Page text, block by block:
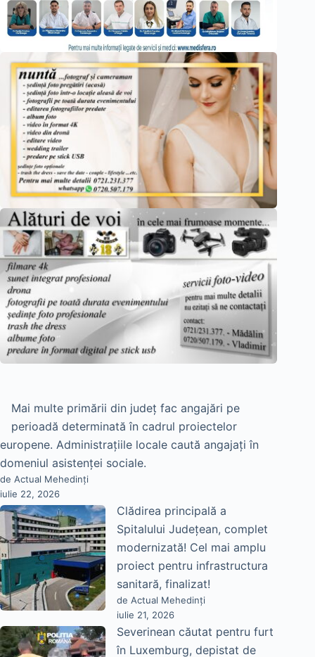
Mai multe primării din județ fac angajări pe
perioadă determinată în cadrul proiectelor
europene. Administrațiile locale caută angajați în
domeniul asistenței sociale.
de Actual Mehedinți
iulie 22, 2026
Clădirea principală a
Spitalului Județean, complet
modernizată! Cel mai amplu
proiect pentru infrastructura
sanitară, finalizat!
de Actual Mehedinți
iulie 21, 2026
Severinean căutat pentru furt
în Luxemburg, depistat de